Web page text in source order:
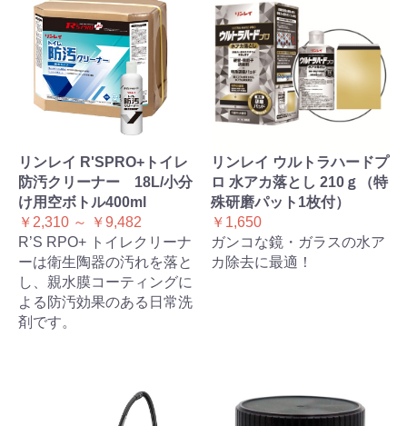
リンレイ R'SPRO+トイレ
防汚クリーナー 18L/小分
け用空ボトル400ml
￥2,310 ～ ￥9,482
R’S RPO+ トイレクリーナ
ーは衛生陶器の汚れを落と
し、親水膜コーティングに
よる防汚効果のある日常洗
剤です。
リンレイ ウルトラハードプ
ロ 水アカ落とし 210ｇ（特
殊研磨パット1枚付）
￥1,650
ガンコな鏡・ガラスの水ア
カ除去に最適！